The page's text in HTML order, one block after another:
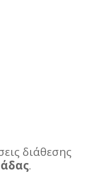
διάθεσης
.